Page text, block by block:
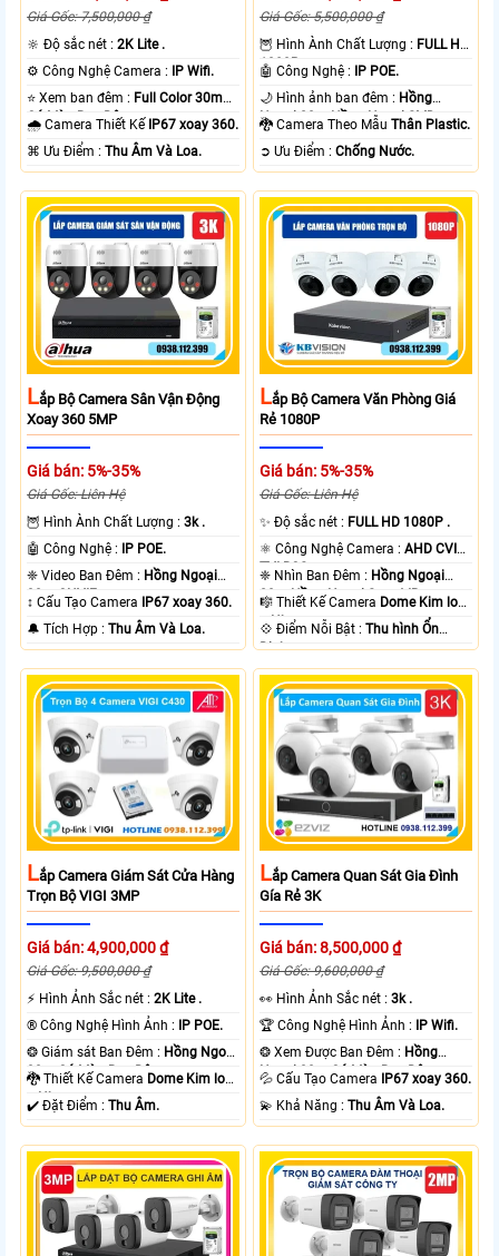
Giá Gốc: 7,500,000 ₫
🔆 Độ sắc nét :2K Lite .
⚙ Công Nghệ Camera : IP Wifi.
⭐ Xem ban đêm : Full Color 30m
Có Màu Ban Ðêm.
🌧️ Camera Thiết Kế IP67 xoay 360.
️⌘ Ưu Điểm :Thu Âm Và Loa.
Giá Gốc: 5,500,000 ₫
🦉 Hình Ành Chất Lượng : FULL HD
1080P .
🤖️ Công Nghệ : IP POE.
🌙 Hình ảnh ban đêm : Hồng
Ngoại 20m Hồng Ngoại SMD.
🐉️ Camera Theo MẫuThân Plastic.
️➲ Ưu Điểm :Chống Nước.
LẮp Bộ Camera Sân Vận Động
Xoay 360 5MP
Giá bán: 5%-35%
Giá Gốc: Liên Hệ
🦉 Hình Ành Chất Lượng :3k .
🤖️ Công Nghệ : IP POE.
❈ Video Ban Đêm : Hồng Ngoại
30m ONVIF.
↕️ Cấu Tạo Camera IP67 xoay 360.
️🔔 Tích Hợp :Thu Âm Và Loa.
LẮp Bộ Camera Văn Phòng Giá
Rẻ 1080P
Giá bán: 5%-35%
Giá Gốc: Liên Hệ
✨ Độ sắc nét : FULL HD 1080P .
⚛️ Công Nghệ Camera :AHD CVI
TVI BCS.
❈ Nhìn Ban Đêm : Hồng Ngoại
20m Hồng Ngoại Smart IR.
🎼️ Thiết Kế Camera Dome Kim loại
+ Nhựa.
️💠 Điểm Nỗi Bật :Thu hình Ổn
Định.
LẮp Camera Giám Sát Cửa Hàng
Trọn Bộ VIGI 3MP
Giá bán: 4,900,000 ₫
Giá Gốc: 9,500,000 ₫
️⚡ Hình Ảnh Sắc nét :2K Lite .
®️ Công Nghệ Hình Ảnh :
IP POE.
❂ Giám sát Ban Đêm : Hồng Ngoại
30m Có Màu Ban Ðêm.
🐉️ Thiết Kế Camera Dome Kim loại
+ Nhựa.
️✔️ Đặt Điểm :Thu Âm.
LẮp Camera Quan Sát Gia Đình
Gía Rẻ 3K
Giá bán: 8,500,000 ₫
Giá Gốc: 9,600,000 ₫
️👀 Hình Ảnh Sắc nét :3k .
🏆 Công Nghệ Hình Ảnh :
IP Wifi.
❂ Xem Được Ban Đêm : Hồng
Ngoại 30m Có Màu Ban Ðêm.
💦 Cấu Tạo Camera
IP67 xoay 360.
️💫 Khả Năng :Thu Âm Và Loa.